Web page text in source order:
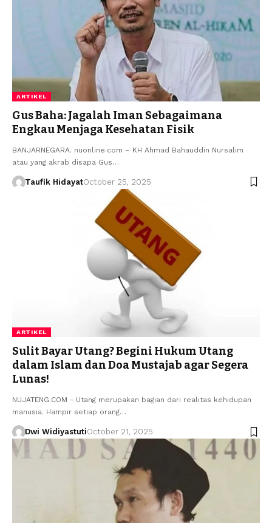
ARTIKEL
Gus Baha: Jagalah Iman Sebagaimana
Engkau Menjaga Kesehatan Fisik
BANJARNEGARA. nuonline.com – KH Ahmad Bahauddin Nursalim
atau yang akrab disapa Gus…
Taufik HidayatOctober 25, 2025
ARTIKEL
Sulit Bayar Utang? Begini Hukum Utang
dalam Islam dan Doa Mustajab agar Segera
Lunas!
NUJATENG.COM - Utang merupakan bagian dari realitas kehidupan
manusia. Hampir setiap orang…
Dwi WidiyastutiOctober 21, 2025